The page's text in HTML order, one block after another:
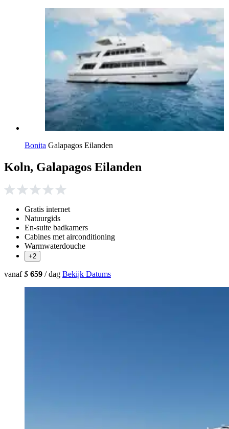
Bonita Galapagos Eilanden
Koln, Galapagos Eilanden
Gratis internet
Natuurgids
En-suite badkamers
Cabines met airconditioning
Warmwaterdouche
+2
vanaf$ 659 / dag Bekijk Datums